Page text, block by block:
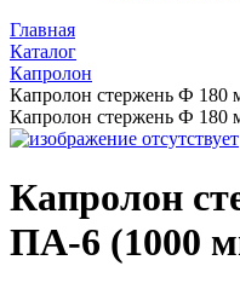
Главная
Каталог
Капролон
Капролон стержень Ф
Капролон стержень Ф
Капролон
ПА-6 (1000